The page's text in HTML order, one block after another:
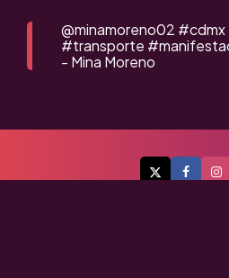
@minamoreno02 #cdmx
#transporte
- Mina Moreno